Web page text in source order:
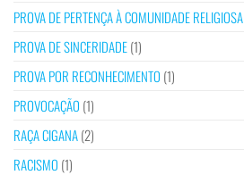
PROVA DE PERTENÇA À COMUNIDADE RELIGIOSA
PROVA DE SINCERIDADE(1)
PROVA POR RECONHECIMENTO (1)
PROVOCAÇÃO (1)
RAÇA CIGANA(2)
RACISMO (1)